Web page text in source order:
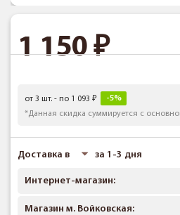
1 150
от 3 шт. - по 1 093
-5%
*Данная скидка суммируется с
Доставка в за 1-3 дня
Интернет-магазин:
Магазин м. Войковская: